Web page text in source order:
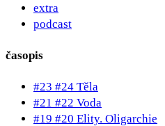
extra
podcast
časopis
#23 #24 Těla
#21 #22 Voda
#19 #20 Elity. Oligarchie